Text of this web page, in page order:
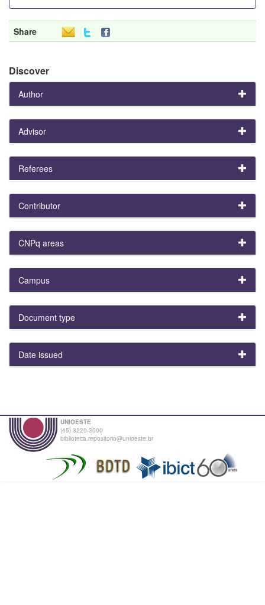
Share
Discover
Author
Advisor
Referees
Contributor
CNPq areas
Campus
Document type
Date issued
UNIOESTE
(45) 3220-3000
biblioteca.repositorio@unioeste.br